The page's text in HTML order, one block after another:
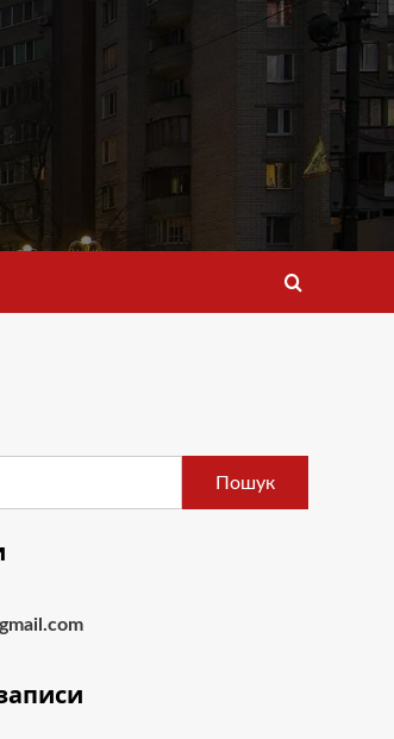
Пошук